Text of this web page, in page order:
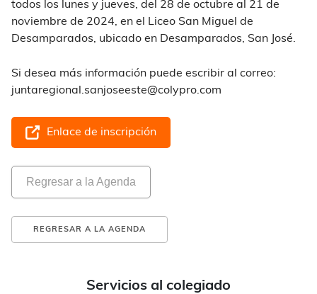
Servicios al colegiado
todos los lunes y jueves, del 28 de octubre al 21 de
noviembre de 2024, en el Liceo San Miguel de
Desamparados, ubicado en Desamparados, San José.
Si desea más información puede escribir al correo:
juntaregional.sanjoseeste@colypro.com
Enlace de inscripción
Regresar a la Agenda
REGRESAR A LA AGENDA